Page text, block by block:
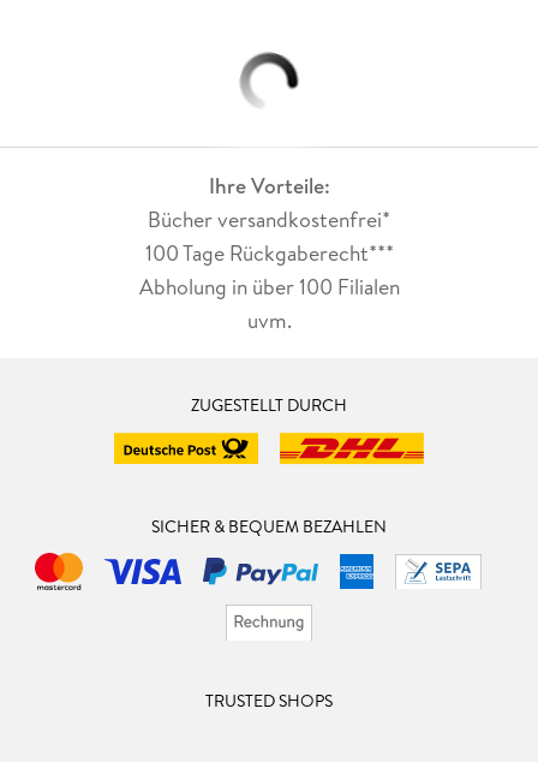
Ihre Vorteile:
Bücher versandkostenfrei*
100 Tage Rückgaberecht***
Abholung in über 100 Filialen
uvm.
ZUGESTELLT DURCH
SICHER & BEQUEM BEZAHLEN
TRUSTED SHOPS